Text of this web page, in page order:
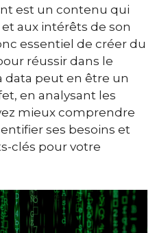
est un contenu qui
aux intérêts de son
essentiel de créer du
réussir dans le
data peut en être un
en analysant les
mieux comprendre
ses besoins et
clés pour votre